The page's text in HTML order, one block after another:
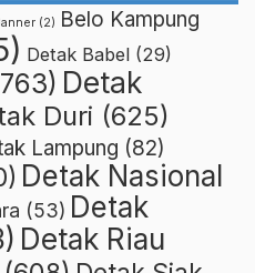
(2) Belo Kampung
Detak Babel (29)
Detak
Duri (625)
Lampung (82)
Detak Nasional
(53) Detak
Detak Riau